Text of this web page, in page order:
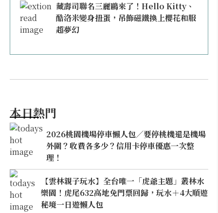
藏壽司聯名三麗鷗來了！Hello Kitty、
酷洛米變身扭蛋，吊飾磁鐵換上櫻花和服
超夢幻
本日熱門
2026桃園機場停車懶人包／要停桃機還是機場
外圍？收費各多少？信用卡停車優惠一次整
理！
【雲林親子玩水】全台唯一「虎爺主題」叢林水
樂園！虎尾632高地免門票回歸，玩水＋4大順遊
秘境一日遊懶人包